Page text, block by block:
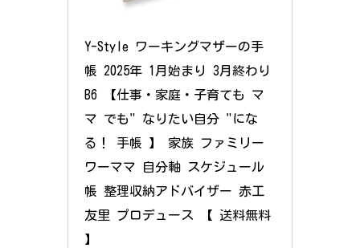
Y-Style ワーキングマザーの手
帳 2025年 1月始まり 3月終わり
B6 【仕事・家庭・子育ても マ
マ でも" なりたい自分 "にな
る！ 手帳 】 家族 ファミリー
ワーママ 自分軸 スケジュール
帳 整理収納アドバイザー 赤工
友里 プロデュース 【 送料無料
】